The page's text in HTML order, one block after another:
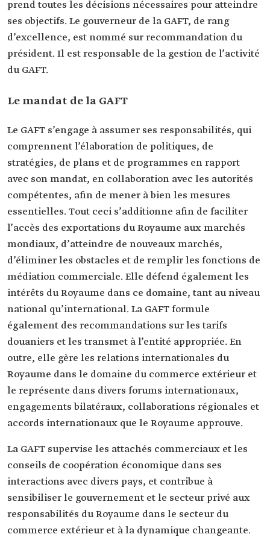
prend toutes les décisions nécessaires pour atteindre
ses objectifs. Le gouverneur de la GAFT, de rang
d’excellence, est nommé sur recommandation du
président. Il est responsable de la gestion de l’activité
du GAFT.
Le mandat de la GAFT
Le GAFT s’engage à assumer ses responsabilités, qui
comprennent l’élaboration de politiques, de
stratégies, de plans et de programmes en rapport
avec son mandat, en collaboration avec les autorités
compétentes, afin de mener à bien les mesures
essentielles. Tout ceci s’additionne afin de faciliter
l’accès des exportations du Royaume aux marchés
mondiaux, d’atteindre de nouveaux marchés,
d’éliminer les obstacles et de remplir les fonctions de
médiation commerciale. Elle défend également les
intérêts du Royaume dans ce domaine, tant au niveau
national qu’international. La GAFT formule
également des recommandations sur les tarifs
douaniers et les transmet à l’entité appropriée. En
outre, elle gère les relations internationales du
Royaume dans le domaine du commerce extérieur et
le représente dans divers forums internationaux,
engagements bilatéraux, collaborations régionales et
accords internationaux que le Royaume approuve.
La GAFT supervise les attachés commerciaux et les
conseils de coopération économique dans ses
interactions avec divers pays, et contribue à
sensibiliser le gouvernement et le secteur privé aux
responsabilités du Royaume dans le secteur du
commerce extérieur et à la dynamique changeante.